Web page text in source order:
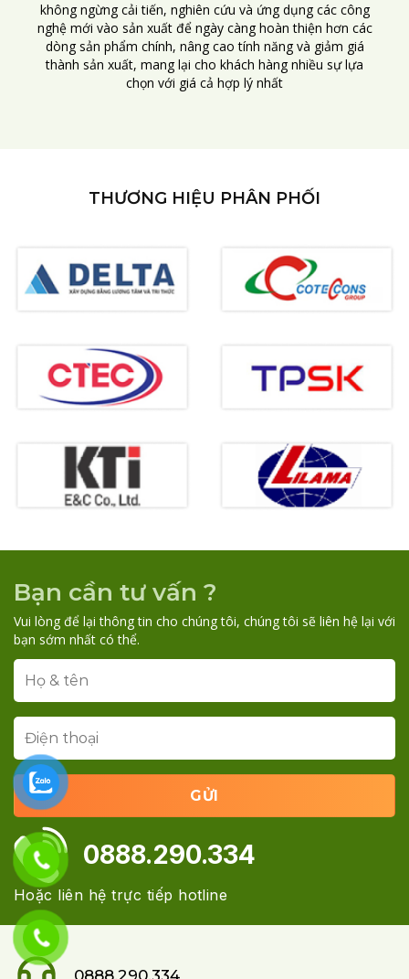
không ngừng cải tiến, nghiên cứu và ứng dụng các công
nghệ mới vào sản xuất để ngày càng hoàn thiện hơn các
dòng sản phẩm chính, nâng cao tính năng và giảm giá
thành sản xuất, mang lại cho khách hàng nhiều sự lựa
chọn với giá cả hợp lý nhất
THƯƠNG HIỆU PHÂN PHỐI
Bạn cần tư vấn ?
Vui lòng để lại thông tin cho chúng tôi, chúng tôi sẽ liên hệ lại với
bạn sớm nhất có thể.
0888.290.334
Hoặc liên hệ trực tiếp hotline
0888.290.334